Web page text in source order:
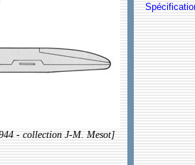
- collection J-M. Mesot]